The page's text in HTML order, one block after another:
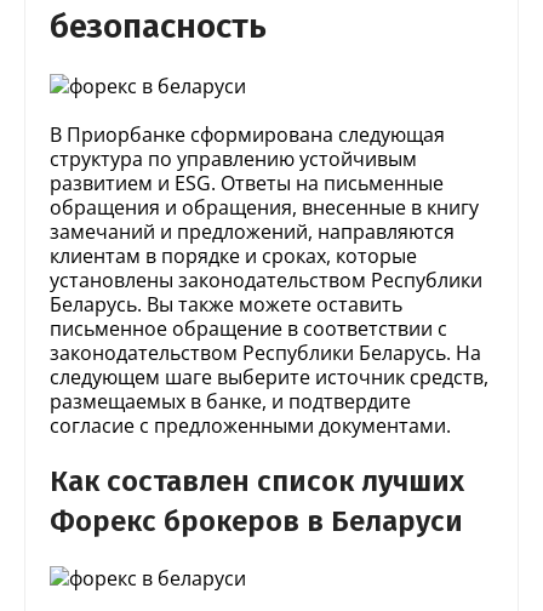
безопасность
В Приорбанке сформирована следующая
структура по управлению устойчивым
развитием и ESG. Ответы на письменные
обращения и обращения, внесенные в книгу
замечаний и предложений, направляются
клиентам в порядке и сроках, которые
установлены законодательством Республики
Беларусь. Вы также можете оставить
письменное обращение в соответствии с
законодательством Республики Беларусь. На
следующем шаге выберите источник средств,
размещаемых в банке, и подтвердите
согласие с предложенными документами.
Как составлен список лучших
Форекс брокеров в Беларуси